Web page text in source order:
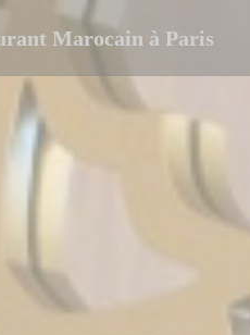
Marocain à Paris